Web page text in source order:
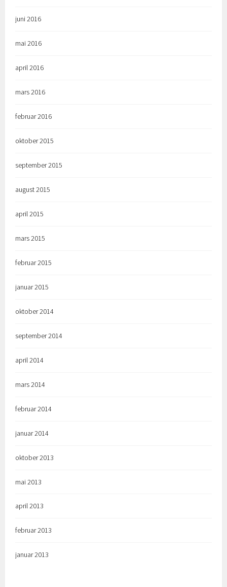
juni 2016
mai 2016
april 2016
mars 2016
februar 2016
oktober 2015
september 2015
august 2015
april 2015
mars 2015
februar 2015
januar 2015
oktober 2014
september 2014
april 2014
mars 2014
februar 2014
januar 2014
oktober 2013
mai 2013
april 2013
februar 2013
januar 2013